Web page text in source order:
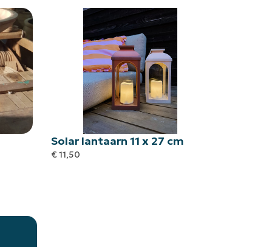
Solar lantaarn 11 x 27 cm
€11,50